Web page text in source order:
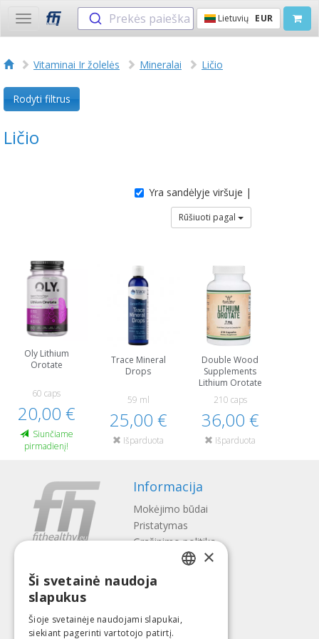
Toggle
navigation
Prekės paieška Lietuvių EUR
Vitaminai Ir žolelės Mineralai Ličio
Rodyti filtrus
Ličio
Yra sandėlyje viršuje |
Rūšiuoti pagal
Oly Lithium
Orotate
60 caps
20,00 €
Siunčiame
pirmadienį!
Trace Mineral
Drops
59 ml
25,00 €
Išparduota
Double Wood
Supplements
Lithium Orotate
210 caps
36,00 €
Išparduota
Informacija
Mokėjimo būdai
Pristatymas
Gražinimo politika
Apie mus
Kontaktai
Privatumo politika
Sekite mus Surask musLITHUANIAN
×
Ši svetainė naudoja
slapukus
Šioje svetainėje naudojami slapukai,
siekiant pagerinti vartotojo patirtį.